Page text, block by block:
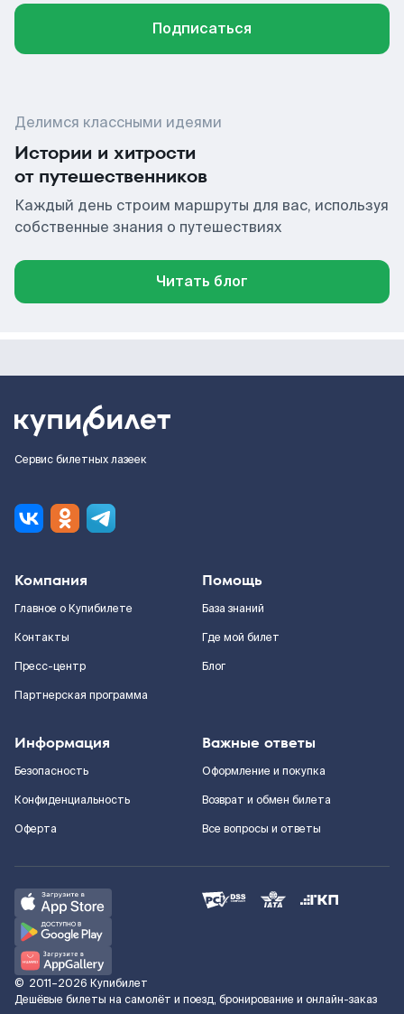
Подписаться
Делимся классными идеями
Истории и хитрости
от путешественников
Каждый день строим маршруты для вас, используя
собственные знания о путешествиях
Читать блог
Сервис билетных лазеек
Компания
Главное о Купибилете
Контакты
Пресс-центр
Партнерская программа
Помощь
База знаний
Где мой билет
Блог
Информация
Безопасность
Конфиденциальность
Оферта
Важные ответы
Оформление и покупка
Возврат и обмен билета
Все вопросы и ответы
© 2011–2026 Купибилет
Дешёвые билеты на самолёт и поезд, бронирование и онлайн-заказ